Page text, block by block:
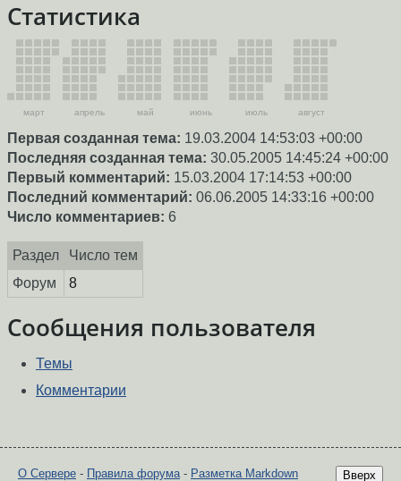
Статистика
март апрель май июнь июль август
Первая созданная тема: 19.03.2004 14:53:03 +00:00
Последняя созданная тема: 30.05.2005 14:45:24 +00:00
Первый комментарий: 15.03.2004 17:14:53 +00:00
Последний комментарий: 06.06.2005 14:33:16 +00:00
Число комментариев: 6
Раздел
Число тем
Форум
8
Сообщения пользователя
Темы
Комментарии
Вверх
О Сервере - Правила форума - Разметка Markdown